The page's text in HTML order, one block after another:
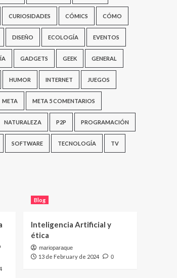
CURIOSIDADES CÓMICS CÓMO
DISEÑO ECOLOGÍA EVENTOS
GADGETS GEEK GENERAL
HUMOR INTERNET JUEGOS
META META 5 COMENTARIOS
NATURALEZA P2P PROGRAMACIÓN
SOFTWARE TECNOLOGÍA TV
Blog
Inteligencia Artificial y
ética
marioparaque
13 de February de 2024 0